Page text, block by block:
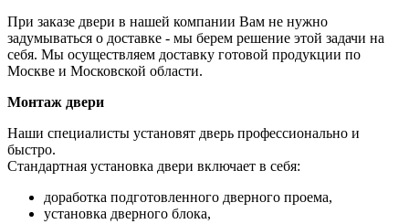
При заказе двери в нашей компании Вам не нужно
задумываться о доставке - мы берем решение этой задачи на
себя. Мы осуществляем доставку готовой продукции по
Москве и Московской области.
Монтаж двери
Наши специалисты установят дверь профессионально и
быстро.
Стандартная установка двери включает в себя:
доработка подготовленного дверного проема,
установка дверного блока,